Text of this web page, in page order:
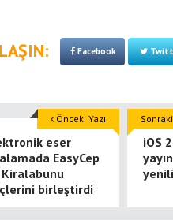
Facebook
eser
EasyCep
birleştirdi
Önceki Yazı
iOS
Sonraki